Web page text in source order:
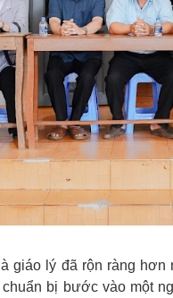
giáo lý đã rộn ràng
bị bước vào một